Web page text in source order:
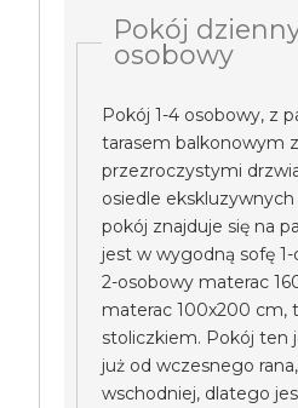
Pokój
osobowy
Pokój 1-4 osobowy, z
tarasem balkonowym
przezroczystymi
osiedle ekskluzywnych
pokój znajduje się na
jest w wygodną sofę
2-osobowy materac
materac 100x200 cm,
stoliczkiem. Pokój ten
już od wczesnego
wschodniej, dlatego